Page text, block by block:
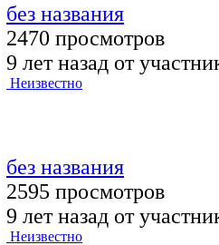
без названия
2470 просмотров
9 лет назад от
Неизвестно
без названия
2595 просмотров
9 лет назад от
Неизвестно